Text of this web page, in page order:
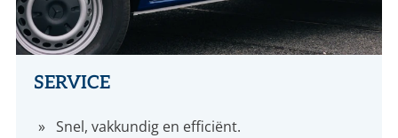
SERVICE
Snel, vakkundig en efficiënt.